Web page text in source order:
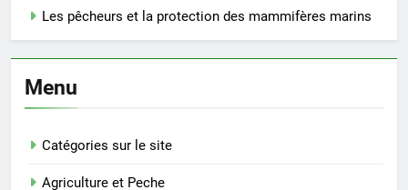
Les pêcheurs et la protection des mammifères marins
Menu
Catégories sur le site
Agriculture et Peche